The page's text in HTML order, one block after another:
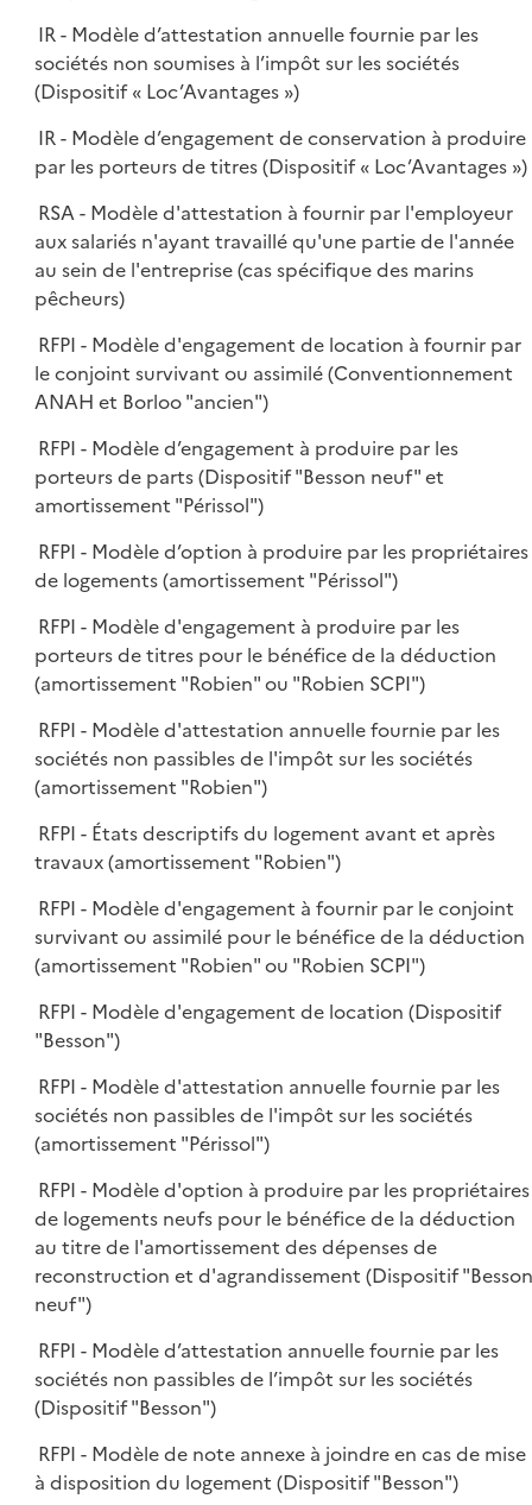
IR - Modèle d’attestation annuelle fournie par les
sociétés non soumises à l’impôt sur les sociétés
(Dispositif « Loc’Avantages »)
IR - Modèle d’engagement de conservation à produire
par les porteurs de titres (Dispositif « Loc’Avantages »)
RSA - Modèle d'attestation à fournir par l'employeur
aux salariés n'ayant travaillé qu'une partie de l'année
au sein de l'entreprise (cas spécifique des marins
pêcheurs)
RFPI - Modèle d'engagement de location à fournir par
le conjoint survivant ou assimilé (Conventionnement
ANAH et Borloo "ancien")
RFPI - Modèle d’engagement à produire par les
porteurs de parts (Dispositif "Besson neuf" et
amortissement "Périssol")
RFPI - Modèle d’option à produire par les propriétaires
de logements (amortissement "Périssol")
RFPI - Modèle d'engagement à produire par les
porteurs de titres pour le bénéfice de la déduction
(amortissement "Robien" ou "Robien SCPI")
RFPI - Modèle d'attestation annuelle fournie par les
sociétés non passibles de l'impôt sur les sociétés
(amortissement "Robien")
RFPI - États descriptifs du logement avant et après
travaux (amortissement "Robien")
RFPI - Modèle d'engagement à fournir par le conjoint
survivant ou assimilé pour le bénéfice de la déduction
(amortissement "Robien" ou "Robien SCPI")
RFPI - Modèle d'engagement de location (Dispositif
"Besson")
RFPI - Modèle d'attestation annuelle fournie par les
sociétés non passibles de l'impôt sur les sociétés
(amortissement "Périssol")
RFPI - Modèle d'option à produire par les propriétaires
de logements neufs pour le bénéfice de la déduction
au titre de l'amortissement des dépenses de
reconstruction et d'agrandissement (Dispositif "Besson
neuf")
RFPI - Modèle d’attestation annuelle fournie par les
sociétés non passibles de l’impôt sur les sociétés
(Dispositif "Besson")
RFPI - Modèle de note annexe à joindre en cas de mise
à disposition du logement (Dispositif "Besson")